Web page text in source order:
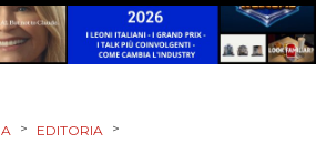
> EDITORIA >